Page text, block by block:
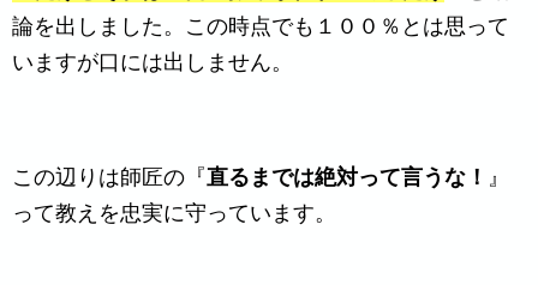
論を出しました。この時点でも１００％とは思って
いますが口には出しません。
この辺りは師匠の『直るまでは絶対って言うな！ 』
って教えを忠実に守っています。